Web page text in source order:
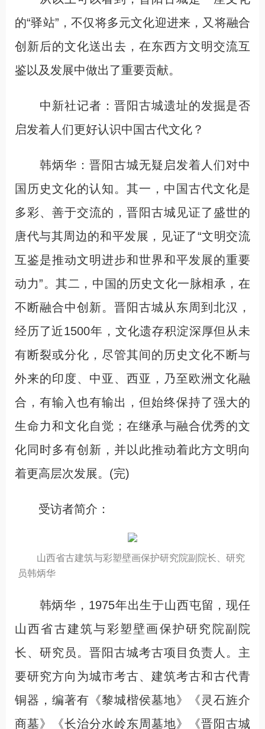
的“驿站”，不仅将多元文化迎进来，又将融合
创新后的文化送出去，在东西方文明交流互
鉴以及发展中做出了重要贡献。
中新社记者：晋阳古城遗址的发掘是否
启发着人们更好认识中国古代文化？
韩炳华：晋阳古城无疑启发着人们对中
国历史文化的认知。其一，中国古代文化是
多彩、善于交流的，晋阳古城见证了盛世的
唐代与其周边的和平发展，见证了“文明交流
互鉴是推动文明进步和世界和平发展的重要
动力”。其二，中国的历史文化一脉相承，在
不断融合中创新。晋阳古城从东周到北汉，
经历了近1500年，文化遗存积淀深厚但从未
有断裂或分化，尽管其间的历史文化不断与
外来的印度、中亚、西亚，乃至欧洲文化融
合，有输入也有输出，但始终保持了强大的
生命力和文化自觉；在继承与融合优秀的文
化同时多有创新，并以此推动着此方文明向
着更高层次发展。(完)
受访者简介：
山西省古建筑与彩塑壁画保护研究院副院长、研究
员韩炳华
韩炳华，1975年出生于山西屯留，现任
山西省古建筑与彩塑壁画保护研究院副院
长、研究员。晋阳古城考古项目负责人。主
要研究方向为城市考古、建筑考古和古代青
铜器，编著有《黎城楷侯墓地》《灵石旌介
商墓》《长治分水岭东周墓地》《晋阳古城